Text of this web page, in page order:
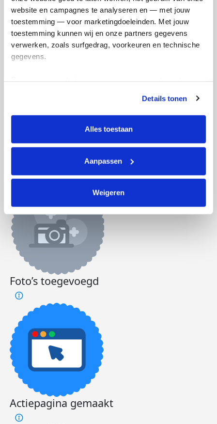
website en campagnes te analyseren en — met jouw
toestemming — voor marketingdoeleinden. Met jouw
toestemming kunnen wij en onze partners gegevens
verwerken, zoals surfgedrag, voorkeuren en technische
gegevens.
tonen. Je kunt je toestemming op elk moment wijzigen of
intrekken via Cookie instellingen onderaan de pagina. De
lijst met cookies is te vinden in het tabblad “details”.
Details tonen
Alles toestaan
Aanpassen
Weigeren
Doneer nu
Doneer Word lid van mijn team
Badges
Foto’s toegevoegd
Actiepagina gemaakt